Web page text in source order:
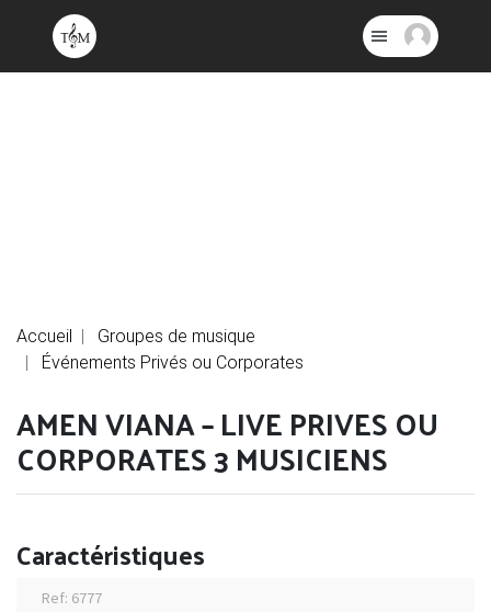
Accueil
Groupes de musique
Événements Privés ou Corporates
AMEN VIANA – LIVE PRIVES OU
CORPORATES 3 MUSICIENS
Caractéristiques
Ref: 6777